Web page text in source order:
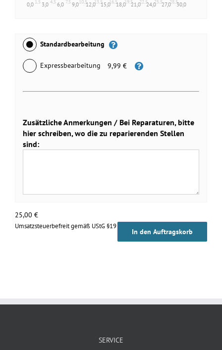
0,0 1,5 3,0 4,5 6,0 7,5 9,010,512,013,515,016,518,019,521,022,524,025,527,028,530,0
Standardbearbeitung
Expressbearbeitung 9,99 €
Zusätzliche Anmerkungen / Bei Reparaturen, bitte
hier schreiben, wo die zu reparierenden Stellen
sind:
In den Auftragskorb
25,00 €
Umsatzsteuerbefreit gemäß UStG §19
SERVICE